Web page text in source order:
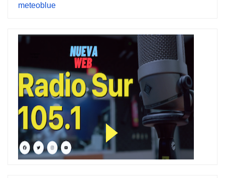
meteoblue